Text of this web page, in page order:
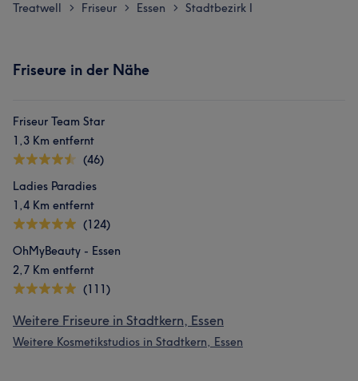
Treatwell > Friseur > Essen > Stadtbezirk I
Friseure in der Nähe
Friseur Team Star
1,3 Km entfernt
(46)
Ladies Paradies
1,4 Km entfernt
(124)
OhMyBeauty - Essen
2,7 Km entfernt
(111)
Weitere Friseure in Stadtkern, Essen
Weitere Kosmetikstudios in Stadtkern, Essen